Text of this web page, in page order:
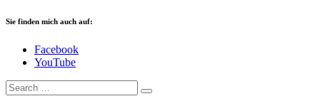
Sie finden mich auch auf:
Facebook
YouTube